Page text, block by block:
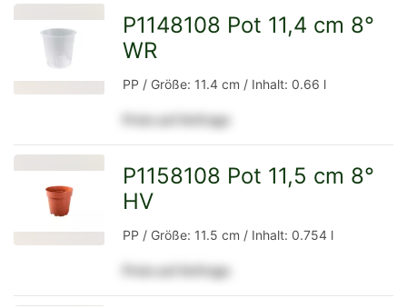
P1148108 Pot 11,4 cm 8°
WR
PP / Größe: 11.4 cm / Inhalt: 0.66 l
Preis auf Anfrage
P1158108 Pot 11,5 cm 8°
HV
PP / Größe: 11.5 cm / Inhalt: 0.754 l
Preis auf Anfrage